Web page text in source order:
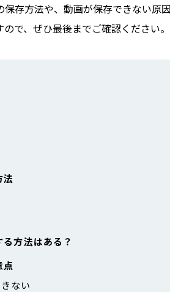
存方法や、動画が保存できない原
で、ぜひ最後までご確認ください。
法
方法はある？
点
ない